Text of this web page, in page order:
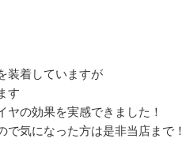
装着していますが
す
の効果を実感できました！
気になった方は是非当店まで！